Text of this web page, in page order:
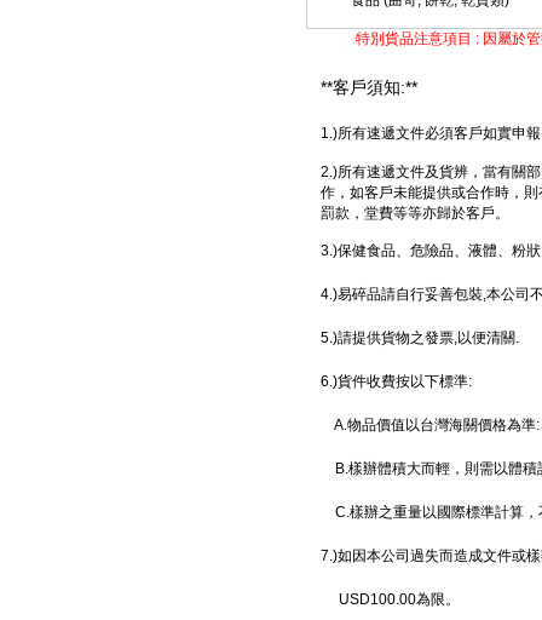
特別貨品注意項目 : 因屬於
**客戶須知:**
1.)所有速遞文件必須客戶如實申
2.)所有速遞文件及貨辨，當有關
作，如客戶未能提供或合作時，
罰款，堂費等等亦歸於客戶。
3.)保健食品、危險品、液體、粉
4.)易碎品請自行妥善包裝,本公司
5.)請提供貨物之發票,以便清關.
6.)貨件收費按以下標準:
A.物品價值以台灣海關價格為準:
B.樣辦體積大而輕，則需以體積
C.樣辦之重量以國際標準計算，
7.)如因本公司過失而造成文件或
USD100.00為限。